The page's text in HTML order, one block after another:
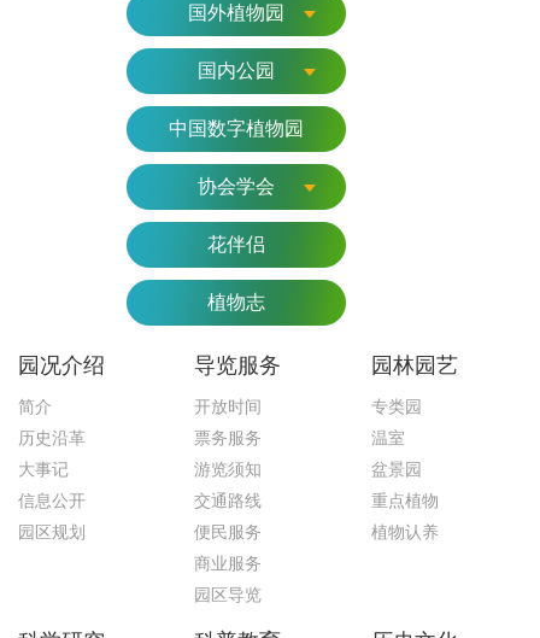
国外植物园
国内公园
中国数字植物园
协会学会
花伴侣
植物志
园况介绍
简介
历史沿革
大事记
信息公开
园区规划
导览服务
开放时间
票务服务
游览须知
交通路线
便民服务
商业服务
园区导览
园林园艺
专类园
温室
盆景园
重点植物
植物认养